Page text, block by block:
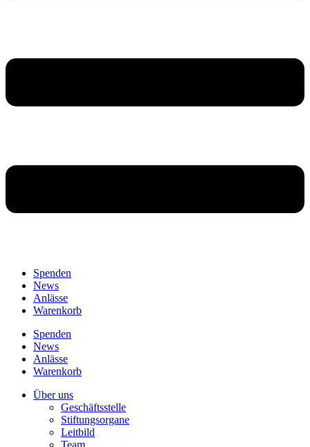
Spenden
News
Anlässe
Warenkorb
Spenden
News
Anlässe
Warenkorb
Über uns
Geschäftsstelle
Stiftungsorgane
Leitbild
Team